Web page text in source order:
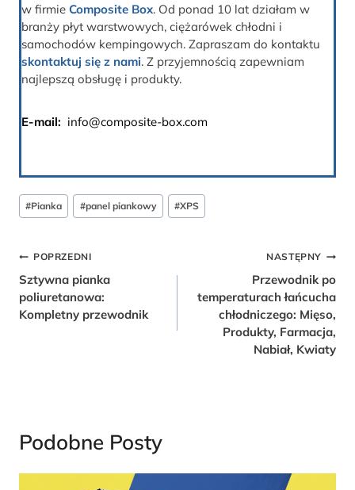
w firmie Composite Box. Od ponad 10 lat działam w
branży płyt warstwowych, ciężarówek chłodni i
samochodów kempingowych. Zapraszam do kontaktu
skontaktuj się z nami. Z przyjemnością zapewniam
najlepszą obsługę i produkty.
E-mail: info@composite-box.com
Tagi
postów:
#Pianka #panel piankowy #XPS
Nawigacja
Wpisu
POPRZEDNI
Sztywna pianka
poliuretanowa:
Kompletny przewodnik
NASTĘPNY
Przewodnik po
temperaturach łańcucha
chłodniczego: Mięso,
Produkty, Farmacja,
Nabiał, Kwiaty
Podobne Posty